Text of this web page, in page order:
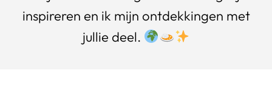
inspireren en ik mijn ontdekkingen met
jullie deel.